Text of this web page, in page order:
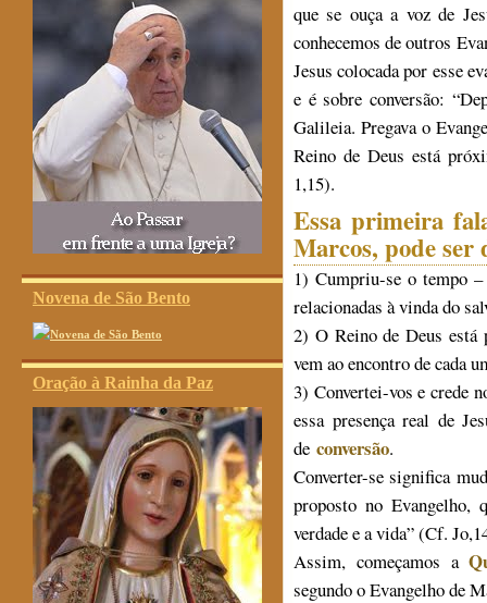
Novena de São Bento
Oração à Rainha da Paz
que se ouça a voz de
conhecemos de outros
Jesus colocada por esse
e é sobre conversão:
Galileia. Pregava o
Reino de Deus está
1,15).
Essa primeira
Marcos, pode
1) Cumpriu-se o tempo
relacionadas à vinda do
2) O Reino de Deus
vem ao encontro de cada
3) Convertei-vos e crede
essa presença real de
de conversão.
Converter-se significa
proposto no
verdade e a vida” (Cf.
Assim, começamos a
segundo o Evangelho de